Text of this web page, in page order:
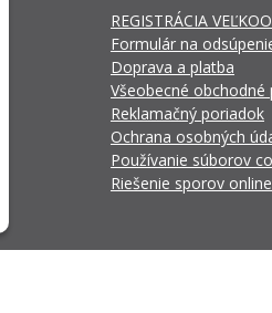
REGISTRÁCIA
Formulár na
Doprava a platba
Všeobecné obchodné
Reklamačný poriadok
Ochrana osobných
Používanie súborov
Riešenie sporov